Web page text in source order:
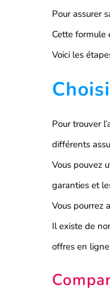
Pour assurer
Cette formule
Voici les
Pour trouver
différents
Vous pouvez
garanties et
Vous pourrez
Il existe de
offres en